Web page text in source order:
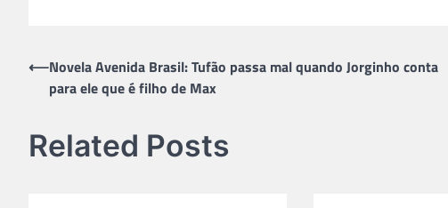
Navegação
⟵Novela Avenida Brasil: Tufão passa mal quando Jorginho conta
para ele que é filho de Max
Related Posts